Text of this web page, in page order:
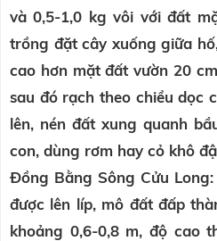
và 0,5-1,0 kg vôi với đất
trồng đặt cây xuống giữa
cao hơn mặt đất vườn 20
sau đó rạch theo chiều dọc
lên, nén đất xung quanh
con, dùng rơm hay cỏ khô
Đồng Bằng Sông Cửu
được lên líp, mô đất đấp
khoảng 0,6-0,8 m, độ cao